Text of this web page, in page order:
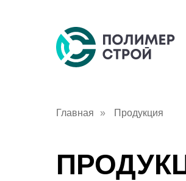
Главная » Продукция